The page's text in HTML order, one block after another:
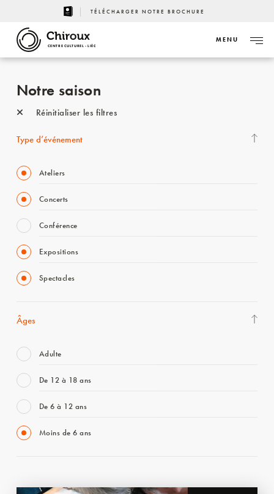
TÉLÉCHARGER NOTRE BROCHURE
CENTRE CULTUREL - LIÈGE
MENU
Notre saison
Réinitialiser les filtres
Type d’événement
Ateliers
Concerts
Conférence
Expositions
Spectacles
Âges
Adulte
De 12 à 18 ans
De 6 à 12 ans
Moins de 6 ans